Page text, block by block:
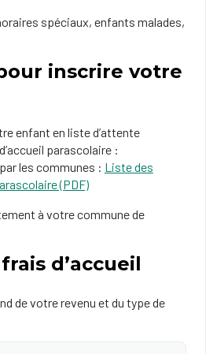
spéciaux, enfants malades,
inscrire votre
enfant en liste d’attente
parascolaire :
les communes : Liste des
(PDF)
à votre commune de
d’accueil
de votre revenu et du type de